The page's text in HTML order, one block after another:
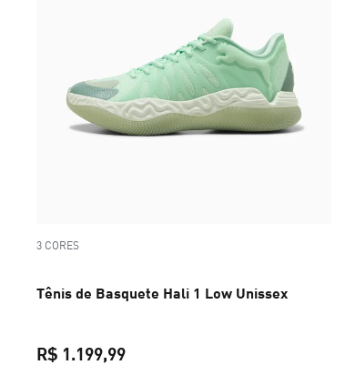
3 CORES
Tênis de Basquete Hali 1 Low Unissex
R$ 1.199,99